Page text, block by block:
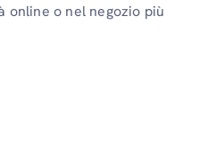
o nel negozio più